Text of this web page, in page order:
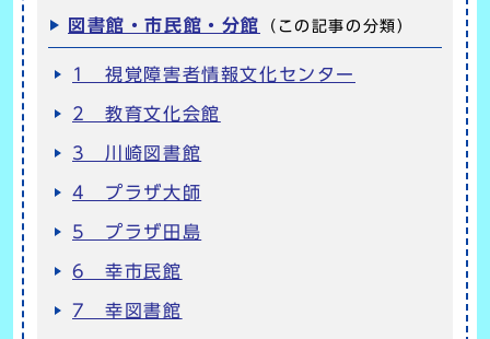
図書館・市民館・分館 （この記事の分類）
1 視覚障害者情報文化センター
2 教育文化会館
3 川崎図書館
4 プラザ大師
5 プラザ田島
6 幸市民館
7 幸図書館